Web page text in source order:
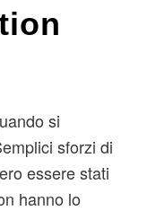
si
sforzi di
essere stati
hanno lo